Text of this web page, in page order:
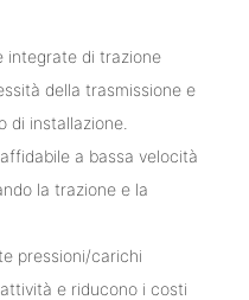
integrate di trazione
della trasmissione e
di installazione.
a bassa velocità
la trazione e la
pressioni/carichi
e riducono i costi